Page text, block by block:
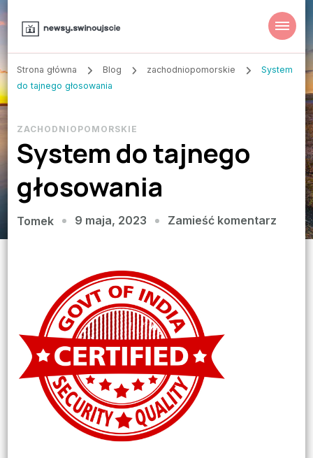
Strona główna Blog zachodniopomorskie
System
do tajnego głosowania
ZACHODNIOPOMORSKIE
System do tajnego
głosowania
Tomek 9 maja, 2023 Zamieść komentarzwe
wpisie